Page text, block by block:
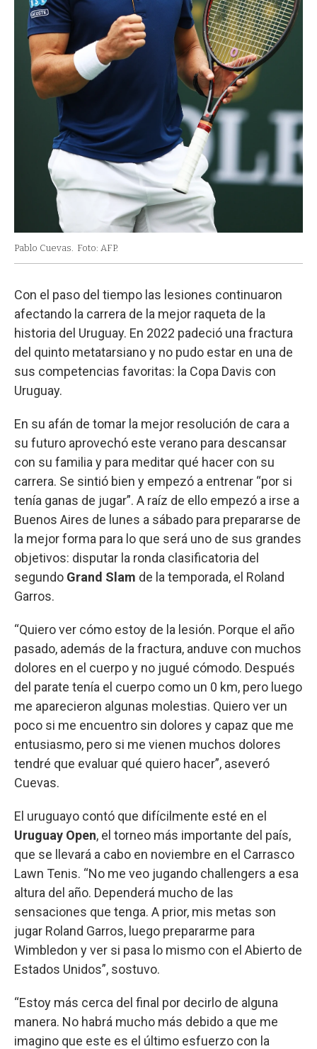
Pablo Cuevas. Foto: AFP.
Con el paso del tiempo las lesiones continuaron
afectando la carrera de la mejor raqueta de la
historia del Uruguay. En 2022 padeció una fractura
del quinto metatarsiano y no pudo estar en una de
sus competencias favoritas: la Copa Davis con
Uruguay.
En su afán de tomar la mejor resolución de cara a
su futuro aprovechó este verano para descansar
con su familia y para meditar qué hacer con su
carrera. Se sintió bien y empezó a entrenar “por si
tenía ganas de jugar”. A raíz de ello empezó a irse a
Buenos Aires de lunes a sábado para prepararse de
la mejor forma para lo que será uno de sus grandes
objetivos: disputar la ronda clasificatoria del
segundo Grand Slam de la temporada, el Roland
Garros.
“Quiero ver cómo estoy de la lesión. Porque el año
pasado, además de la fractura, anduve con muchos
dolores en el cuerpo y no jugué cómodo. Después
del parate tenía el cuerpo como un 0 km, pero luego
me aparecieron algunas molestias. Quiero ver un
poco si me encuentro sin dolores y capaz que me
entusiasmo, pero si me vienen muchos dolores
tendré que evaluar qué quiero hacer”, aseveró
Cuevas.
El uruguayo contó que difícilmente esté en el
Uruguay Open, el torneo más importante del país,
que se llevará a cabo en noviembre en el Carrasco
Lawn Tenis. “No me veo jugando challengers a esa
altura del año. Dependerá mucho de las
sensaciones que tenga. A prior, mis metas son
jugar Roland Garros, luego prepararme para
Wimbledon y ver si pasa lo mismo con el Abierto de
Estados Unidos”, sostuvo.
“Estoy más cerca del final por decirlo de alguna
manera. No habrá mucho más debido a que me
imagino que este es el último esfuerzo con la